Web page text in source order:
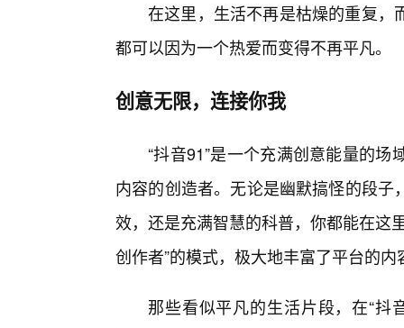
在这里，生活不再是枯燥的重复，
都可以因为一个热爱而变得不再平凡。
创意无限，连接你我
“抖音91”是一个充满创意能量的
内容的创造者。无论是幽默搞怪的段
效，还是充满智慧的科普，你都能在这
创作者”的模式，极大地丰富了平台的
那些看似平凡的生活片段，在“抖